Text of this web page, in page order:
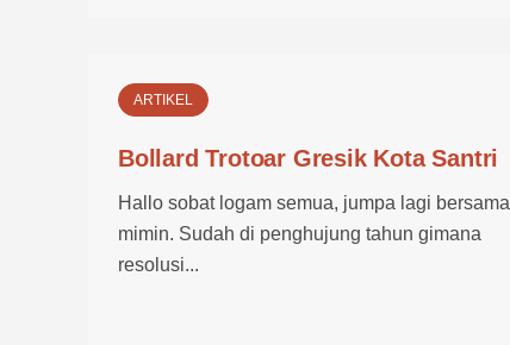
ARTIKEL
Bollard Trotoar Gresik Kota Santri
Hallo sobat logam semua, jumpa lagi bersama
mimin. Sudah di penghujung tahun gimana
resolusi...